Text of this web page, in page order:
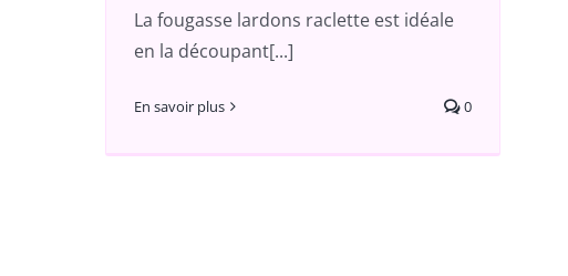
La fougasse lardons raclette est idéale
en la découpant[...]
En savoir plus 0